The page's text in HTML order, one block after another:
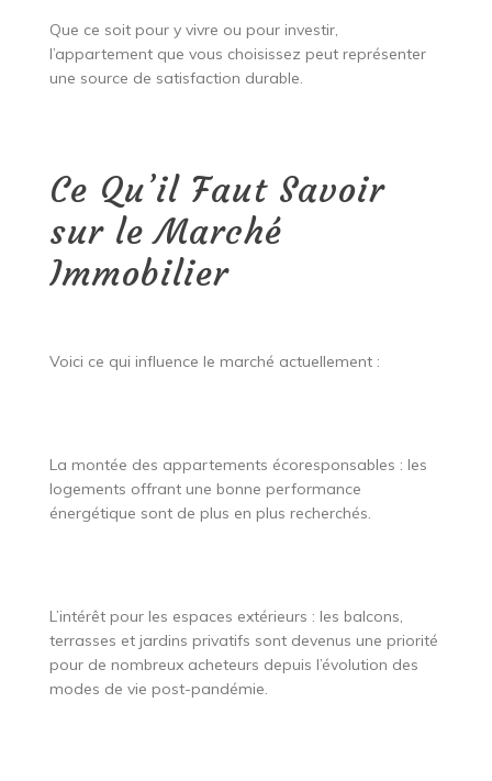
Que ce soit pour y vivre ou pour investir,
l’appartement que vous choisissez peut représenter
une source de satisfaction durable.
Ce Qu’il Faut Savoir
sur le Marché
Immobilier
Voici ce qui influence le marché actuellement :
La montée des appartements écoresponsables : les
logements offrant une bonne performance
énergétique sont de plus en plus recherchés.
L’intérêt pour les espaces extérieurs : les balcons,
terrasses et jardins privatifs sont devenus une priorité
pour de nombreux acheteurs depuis l’évolution des
modes de vie post-pandémie.